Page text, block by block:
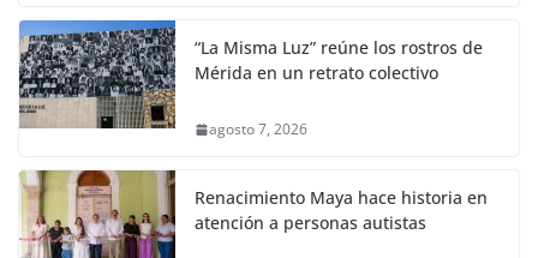
“La Misma Luz” reúne los rostros de
Mérida en un retrato colectivo
agosto 7, 2026
Renacimiento Maya hace historia en
atención a personas autistas